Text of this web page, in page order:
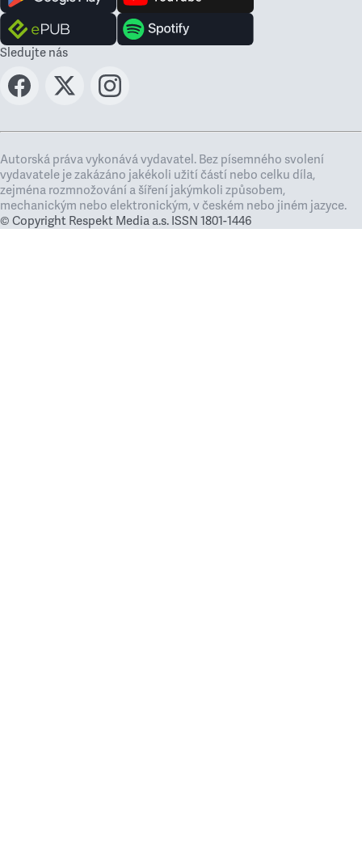
Sledujte nás
Autorská práva vykonává vydavatel. Bez písemného svolení
vydavatele je zakázáno jakékoli užití částí nebo celku díla,
zejména rozmnožování a šíření jakýmkoli způsobem,
mechanickým nebo elektronickým, v českém nebo jiném jazyce.
© Copyright Respekt Media a.s. ISSN 1801-1446